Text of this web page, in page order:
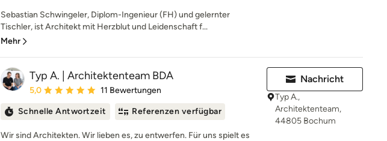
Sebastian Schwingeler, Diplom-Ingenieur (FH) und gelernter
Tischler, ist Architekt mit Herzblut und Leidenschaft f...
Mehr
Typ A. | Architektenteam BDA
Durchschnittliche Bewertung: 5 von 5 Sternen
5,0 11 Bewertungen
Schnelle Antwortzeit Referenzen verfügbar
Wir sind Architekten. Wir lieben es, zu entwerfen. Für uns spielt es
Nachricht
Typ A.,
Architektenteam,
44805 Bochum